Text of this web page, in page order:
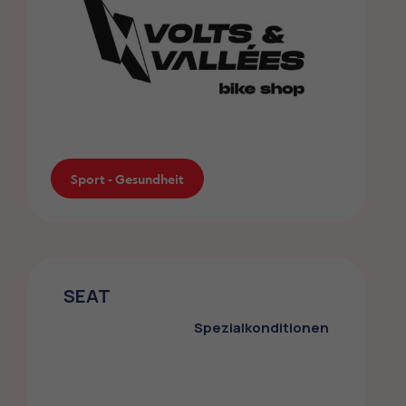
Die ZMLP-Mitglieder profitieren von einem
Sonderangebot beim Fahrradkauf
Sport - Gesundheit
SEAT
Spezialkonditionen